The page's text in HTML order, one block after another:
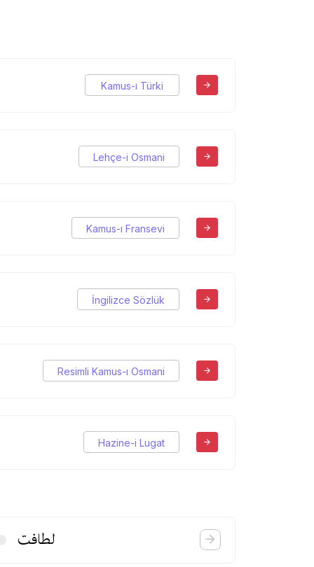
Kamus-ı Türki
Lehçe-i Osmani
Kamus-ı Fransevi
İngilizce Sözlük
Resimli Kamus-ı Osmani
Hazine-i Lugat
لطافت